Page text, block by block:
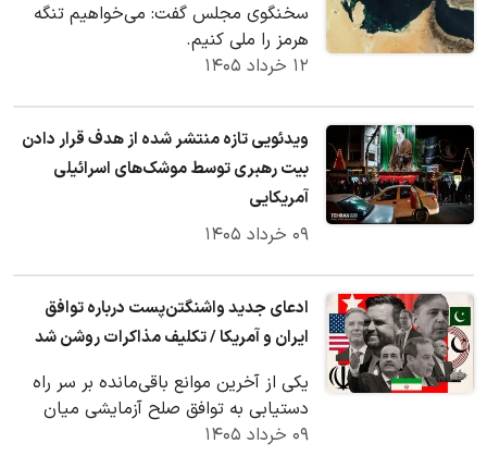
سخنگوی مجلس گفت: می‌خواهیم تنگه
هرمز را ملی کنیم.
۱۲ خرداد ۱۴۰۵
ویدئویی تازه منتشر شده از هدف قرار دادن
بیت رهبری توسط موشک‌های اسرائیلی
آمریکایی
۰۹ خرداد ۱۴۰۵
ادعای جدید واشنگتن‌پست درباره توافق
ایران و آمریکا / تکلیف مذاکرات روشن شد
یکی از آخرین موانع باقی‌مانده بر سر راه
دستیابی به توافق صلح آزمایشی میان
ایالات متحده و ایران، نحوه آزادسازی
۰۹ خرداد ۱۴۰۵